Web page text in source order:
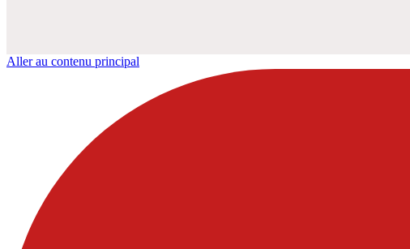
Aller au contenu principal